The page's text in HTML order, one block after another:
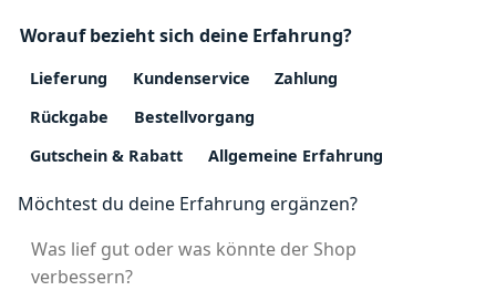
Worauf bezieht sich deine Erfahrung?
Lieferung Kundenservice
Zahlung
Rückgabe
Bestellvorgang
Gutschein & Rabatt
Allgemeine Erfahrung
Möchtest du deine Erfahrung ergänzen?